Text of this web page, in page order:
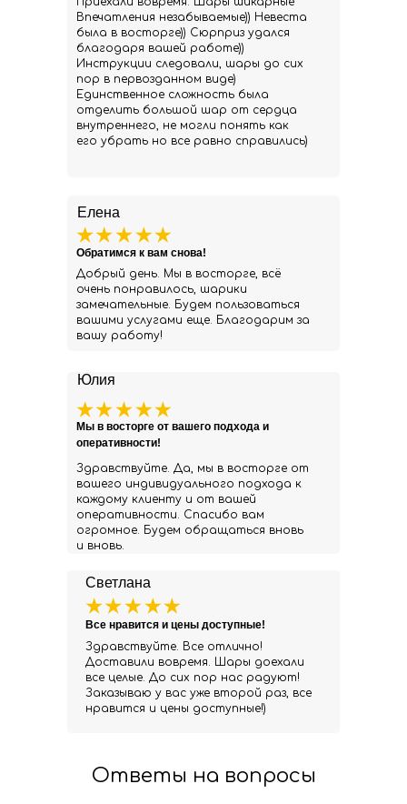
Юлия
Здравствуйте. Да, мы в восторге от
вашего индивидуального подхода к
каждому клиенту и от вашей
оперативности. Спасибо вам
огромное. Будем обращаться вновь
и вновь.
Мы в восторге от вашего подхода и
оперативности!
Светлана
Здравствуйте. Все отлично!
Доставили вовремя. Шары доехали
все целые. До сих пор нас радуют!
Заказываю у вас уже второй раз, все
нравится и цены доступные!)
Все нравится и цены доступные!
Елена
Добрый день. Мы в восторге, всё
очень понравилось, шарики
замечательные. Будем пользоваться
вашими услугами еще. Благодарим за
вашу работу!
Обратимся к вам снова!
Впечатления незабываемые)) Невеста
была в восторге)) Сюрприз удался
благодаря вашей работе))
Инструкции следовали, шары до сих
пор в первозданном виде)
Единственное сложность была
отделить большой шар от сердца
внутреннего, не могли понять как
его убрать но все равно справились)
Ответы на вопросы